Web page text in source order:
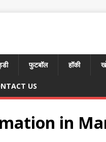
फुटबॉल हॉकी
US
in